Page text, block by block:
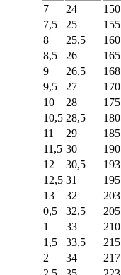
7
24 150
7,5
25 155
8
25,5 160
8,5
26 165
9
26,5 168
9,5
27 170
10
28 175
10,5 28,5 180
11
29 185
11,5 30 190
12
30,5 193
12,5 31 195
13
32 203
0,5
32,5 205
1
33 210
1,5
33,5 215
2
34 217